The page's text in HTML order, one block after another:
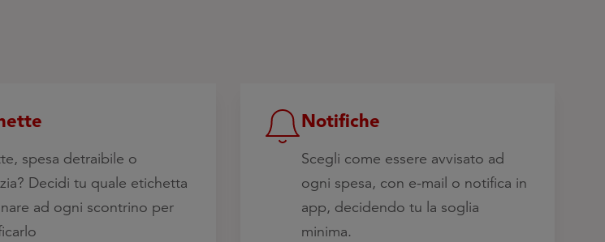
spesa detraibile o
Decidi tu quale etichetta
ad ogni scontrino per
Notifiche
Scegli come essere avvisato ad
ogni spesa, con e-mail o notifica in
app, decidendo tu la soglia
minima.